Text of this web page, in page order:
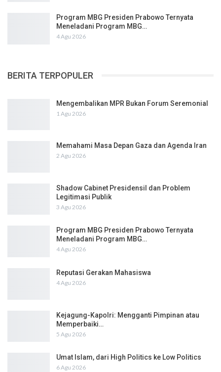
Program MBG Presiden Prabowo Ternyata
Meneladani Program MBG…
4 Agu 2026
BERITA TERPOPULER
Mengembalikan MPR Bukan Forum Seremonial
1 Agu 2026
Memahami Masa Depan Gaza dan Agenda Iran
2 Agu 2026
Shadow Cabinet Presidensil dan Problem
Legitimasi Publik
3 Agu 2026
Program MBG Presiden Prabowo Ternyata
Meneladani Program MBG…
4 Agu 2026
Reputasi Gerakan Mahasiswa
4 Agu 2026
Kejagung-Kapolri: Mengganti Pimpinan atau
Memperbaiki…
5 Agu 2026
Umat Islam, dari High Politics ke Low Politics
6 Agu 2026